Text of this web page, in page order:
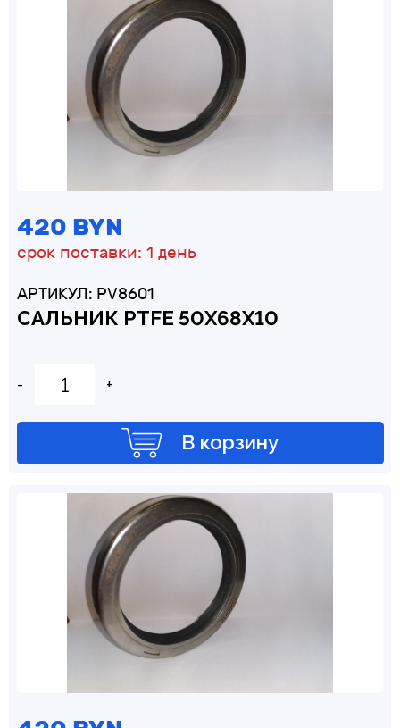
420 BYN
срок поставки: 1 день
АРТИКУЛ: PV8601
САЛЬНИК PTFE 50Х68Х10
- +
В корзину